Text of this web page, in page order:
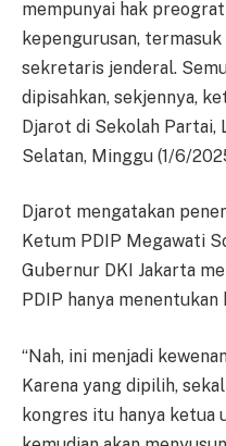
mempunyai hak
kepengurusan,
sekretaris jenderal.
dipisahkan, sekjennya,
Djarot di Sekolah Partai,
Selatan, Minggu (1/6/
Djarot mengatakan
Ketum PDIP Megawati
Gubernur DKI Jakarta
PDIP hanya menentukan
“Nah, ini menjadi
Karena yang dipilih,
kongres itu hanya ketua